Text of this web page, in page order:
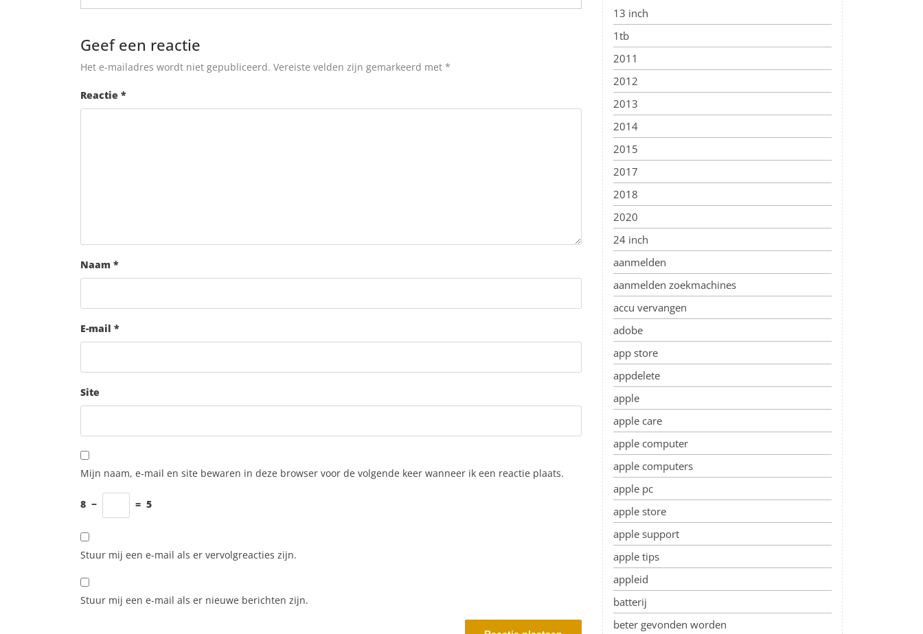
Geef een reactie
Het e-mailadres wordt niet gepubliceerd. Vereiste velden zijn gemarkeerd met *
Reactie *
Naam *
E-mail *
Site
Mijn naam, e-mail en site bewaren in deze browser voor de volgende keer wanneer ik een reactie plaats.
8 − = 5
Stuur mij een e-mail als er vervolgreacties zijn.
Stuur mij een e-mail als er nieuwe berichten zijn.
13 inch
1tb
2011
2012
2013
2014
2015
2017
2018
2020
24 inch
aanmelden
aanmelden zoekmachines
accu vervangen
adobe
app store
appdelete
apple
apple care
apple computer
apple computers
apple pc
apple store
apple support
apple tips
appleid
batterij
beter gevonden worden